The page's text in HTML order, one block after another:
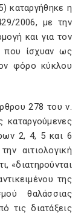
καταργήθηκε η
2006, με την
και για τον
που ίσχυαν ως
φόρο κύκλου
278 του ν.
καταργούμενες
2, 4, 5 και 6
αιτιολογική
«διατηρούνται
της
θαλάσσιας
τις διατάξεις